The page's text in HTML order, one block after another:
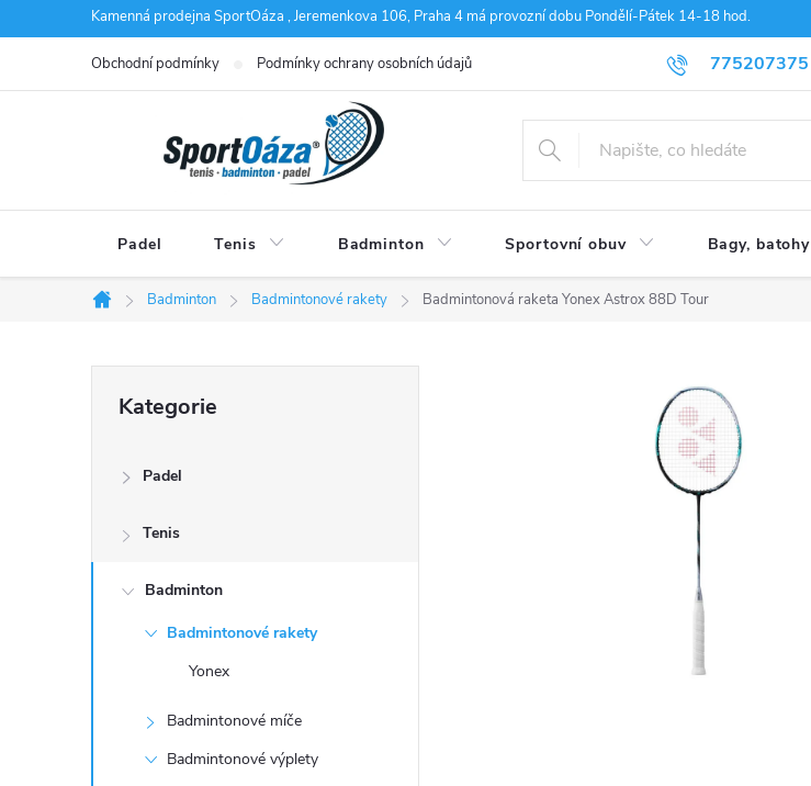
na
Kamenná prodejna SportOáza , Jeremenkova 106, Praha 4 má provozní dobu Pondělí-Pátek 14-18 hod.
775207375
Obchodní podmínky Podmínky ochrany osobních údajů
Padel Tenis Badminton Sportovní obuv Bagy, batohy
Domů
Badminton Badmintonové rakety Badmintonová raketa Yonex Astrox 88D Tour
t
kategorie
Kategorie
Padel
Tenis
Badminton
Badmintonové rakety
Yonex
Badmintonové míče
Badmintonové výplety